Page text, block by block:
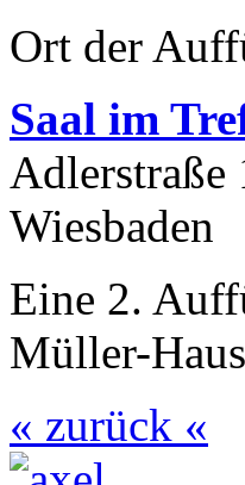
Ort der
Saal im
Adlerstraße
Wiesbaden
Eine 2.
Müller-
« zurück «